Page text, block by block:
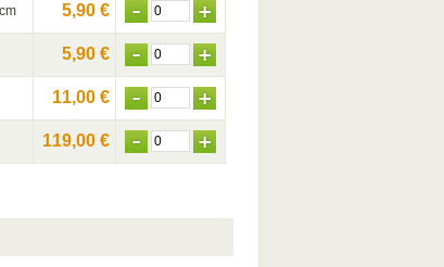
5,90 €
5,90 €
11,00 €
119,00 €